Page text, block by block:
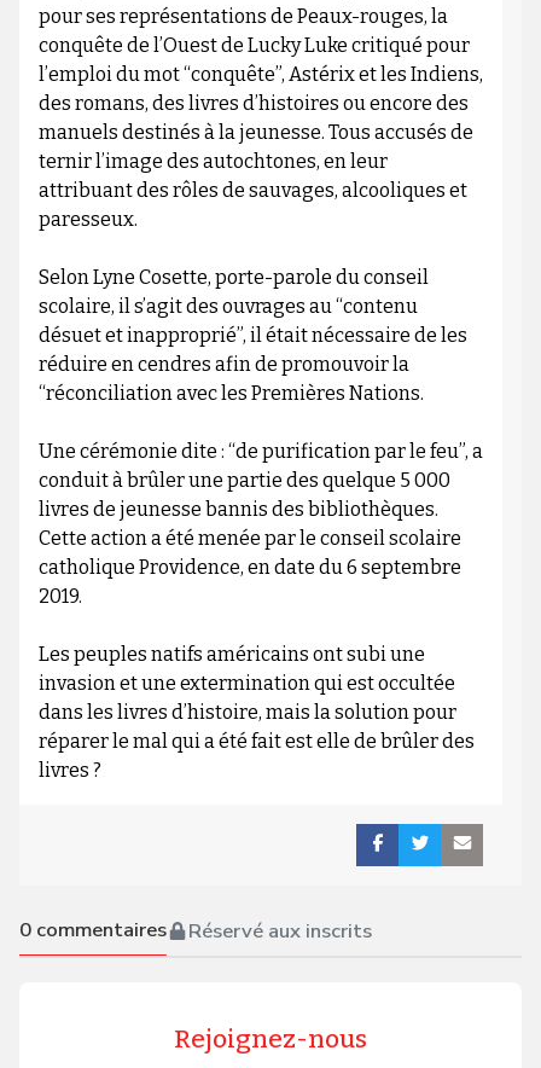
pour ses représentations de Peaux-rouges, la
conquête de l’Ouest de Lucky Luke critiqué pour
l’emploi du mot “conquête”, Astérix et les Indiens,
des romans, des livres d’histoires ou encore des
manuels destinés à la jeunesse. Tous accusés de
ternir l’image des autochtones, en leur
attribuant des rôles de sauvages, alcooliques et
paresseux.
Selon Lyne Cosette, porte-parole du conseil
scolaire, il s’agit des ouvrages au “contenu
désuet et inapproprié”, il était nécessaire de les
réduire en cendres afin de promouvoir la
“réconciliation avec les Premières Nations.
Une cérémonie dite : “de purification par le feu”, a
conduit à brûler une partie des quelque 5 000
livres de jeunesse bannis des bibliothèques.
Cette action a été menée par le conseil scolaire
catholique Providence, en date du 6 septembre
2019.
Les peuples natifs américains ont subi une
invasion et une extermination qui est occultée
dans les livres d’histoire, mais la solution pour
réparer le mal qui a été fait est elle de brûler des
livres ?
0commentaires Réservé aux inscrits
Rejoignez-nous